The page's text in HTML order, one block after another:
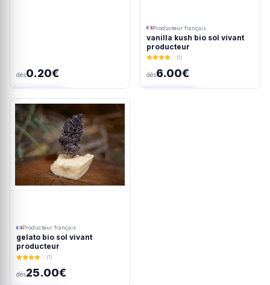
dès0.20€
Ajout rapide
Producteur français
vanilla kush bio sol vivant
producteur
(1)
dès6.00€
Producteur français
gelato bio sol vivant
producteur
(1)
dès25.00€